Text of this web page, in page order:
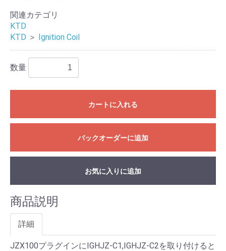
関連カテゴリ
KTD
KTD ＞ Ignition Coil
数量
カートに入れる
バックオーダーに追加
お気に入りに追加
商品説明
詳細
JZX100プラグインにIGHJZ-C1,IGHJZ-C2を取り付けると